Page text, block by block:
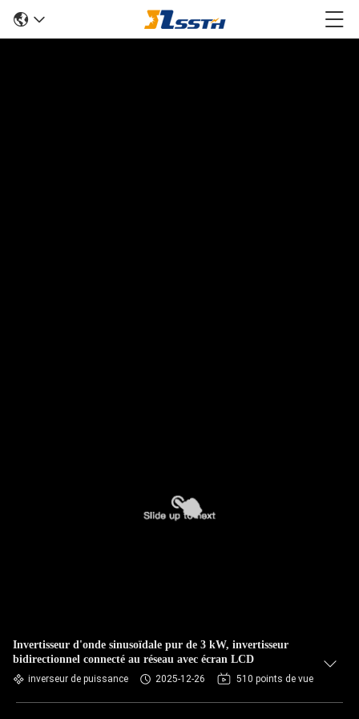
Invertisseur d'onde sinusoïdale pur de 3 kW, invertisseur
bidirectionnel connecté au réseau avec écran LCD
inverseur de puissance 2025-12-26 510 points de vue